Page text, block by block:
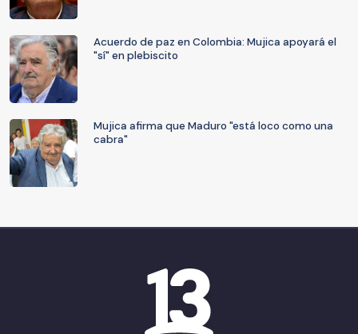
Acuerdo de paz en Colombia: Mujica apoyará el
"sí" en plebiscito
Mujica afirma que Maduro "está loco como una
cabra"